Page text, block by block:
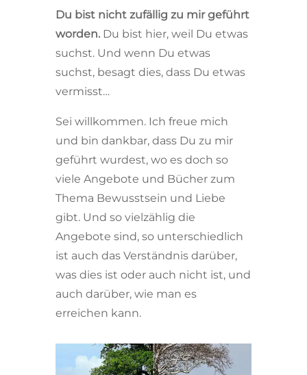
Du bist nicht zufällig zu mir geführt
worden.Du bist hier, weil Du etwas
suchst. Und wenn Du etwas
suchst, besagt dies, dass Du etwas
vermisst…
Sei willkommen. Ich freue mich
und bin dankbar, dass Du zu mir
geführt wurdest, wo es doch so
viele Angebote und Bücher zum
Thema Bewusstsein und Liebe
gibt. Und so vielzählig die
Angebote sind, so unterschiedlich
ist auch das Verständnis darüber,
was dies ist oder auch nicht ist, und
auch darüber, wie man es
erreichen kann.